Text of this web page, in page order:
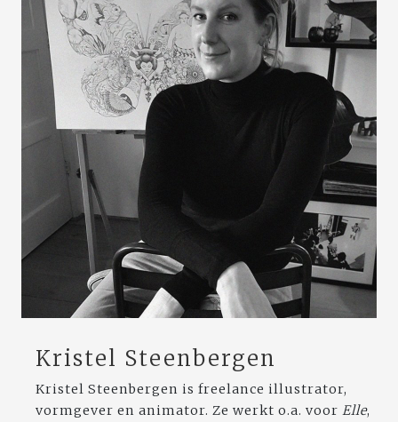
Kristel Steenbergen
Kristel Steenbergen is freelance illustrator,
vormgever en animator. Ze werkt o.a. voor Elle,